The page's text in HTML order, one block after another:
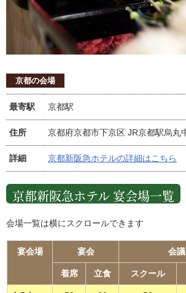
京都の会場
最寄駅 京都駅
住所 京都府京都市下京区 JR京都駅烏丸
詳細 京都新阪急ホテルの詳細はこちら
京都新阪急ホテル 宴会場一覧
会場一覧は横にスクロールできます
宴会場 宴会 会議
着席 立食 スクール